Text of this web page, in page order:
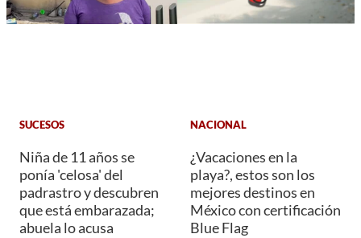
SUCESOS
Niña de 11 años se
ponía 'celosa' del
padrastro y descubren
que está embarazada;
abuela lo acusa
NACIONAL
¿Vacaciones en la
playa?, estos son los
mejores destinos en
México con certificación
Blue Flag